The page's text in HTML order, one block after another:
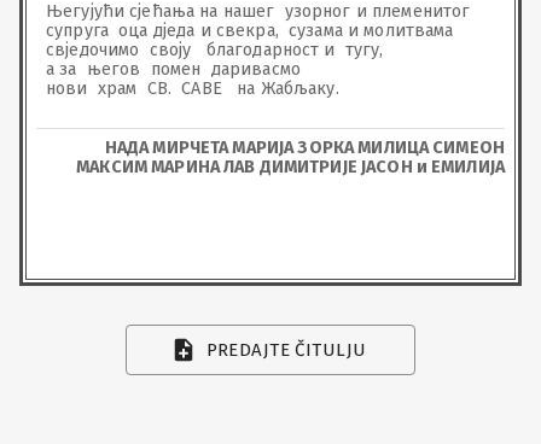
Његујући сјећања на нашег  узорног и племенитог
супруга  оца дједа и свекра,  сузама и молитвама
свједочимо  своју   благодарност и  тугу,
а за  његов  помен  даривасмо
нови  храм  СВ.  САВЕ   на Жабљаку.
НАДА МИРЧЕТА МАРИЈА ЗОРКА МИЛИЦА СИМЕОН
МАКСИМ МАРИНА ЛАВ ДИМИТРИЈЕ ЈАСОН и ЕМИЛИЈА
PREDAJTE ČITULJU